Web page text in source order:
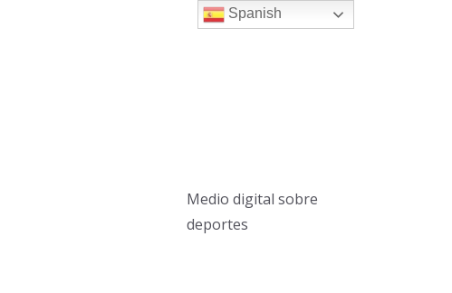
Medio digital sobre
deportes
Spanish